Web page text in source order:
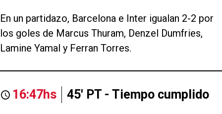
En un partidazo, Barcelona e Inter igualan 2-2 por
los goles de Marcus Thuram, Denzel Dumfries,
Lamine Yamal y Ferran Torres.
16:47hs 45' PT - Tiempo cumplido